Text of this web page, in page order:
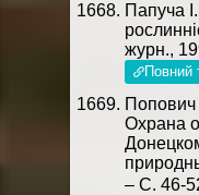
Папуча
журн.,
Повний
Охрана
– C. 46-